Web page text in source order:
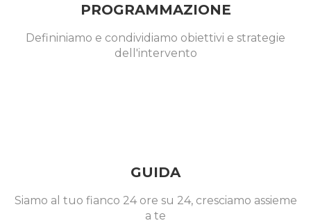
PROGRAMMAZIONE
Defininiamo e condividiamo obiettivi e strategie
dell'intervento
GUIDA
Siamo al tuo fianco 24 ore su 24, cresciamo assieme
a te